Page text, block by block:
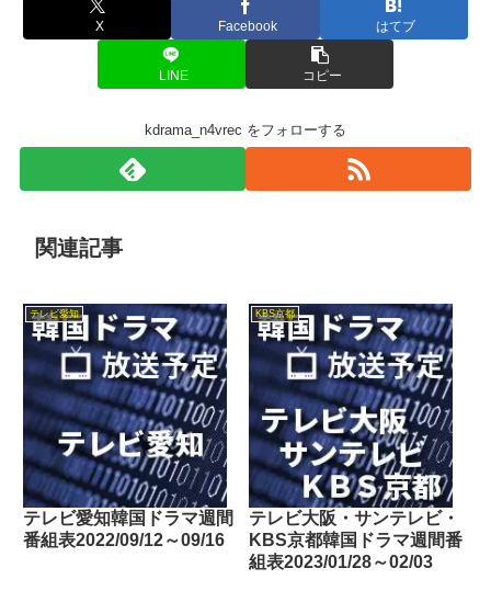
X Facebook はてブ
LINE コピー
kdrama_n4vrec をフォローする
関連記事
テレビ愛知
テレビ愛知韓国ドラマ週間
番組表2022/09/12～09/16
KBS京都
テレビ大阪・サンテレビ・
KBS京都韓国ドラマ週間番
組表2023/01/28～02/03